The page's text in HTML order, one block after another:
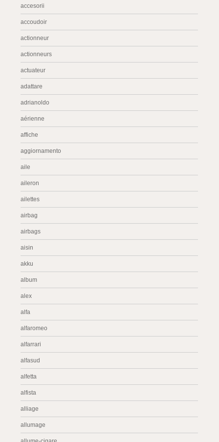
accesorii
accoudoir
actionneur
actionneurs
actuateur
adattare
adrianoldo
aérienne
affiche
aggiornamento
aile
aileron
ailettes
airbag
airbags
aisin
akku
album
alex
alfa
alfaromeo
alfarrari
alfasud
alfetta
alfista
alliage
allumage